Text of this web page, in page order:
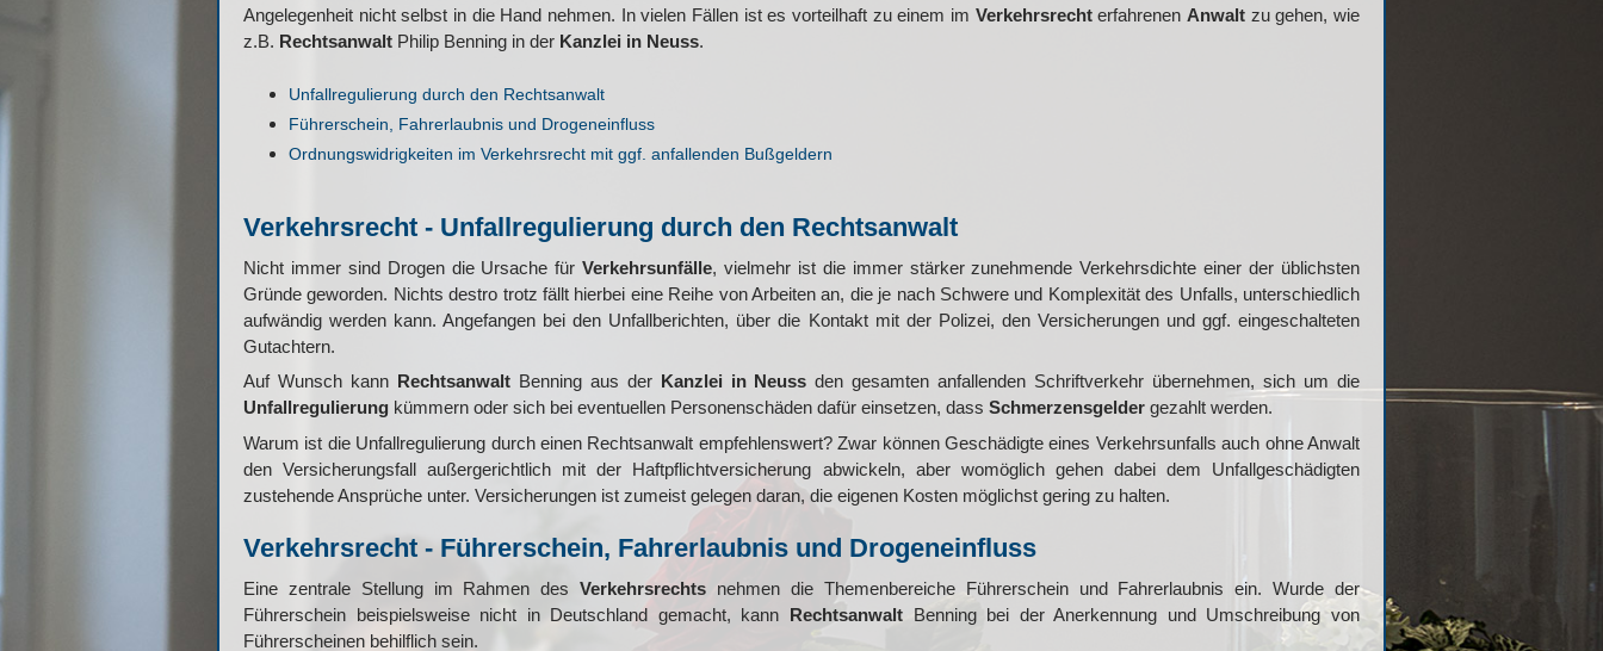
Angelegenheit nicht selbst in die Hand nehmen. In vielen Fällen ist es vorteilhaft zu einem im Verkehrsrechterfahrenen Anwalt zu gehen, wie
z.B. Rechtsanwalt Philip Benning in der Kanzlei in Neuss.
Unfallregulierung durch den Rechtsanwalt
Führerschein, Fahrerlaubnis und Drogeneinfluss
Ordnungswidrigkeiten im Verkehrsrecht mit ggf. anfallenden Bußgeldern
Verkehrsrecht - Unfallregulierung durch den Rechtsanwalt
Nicht immer sind Drogen die Ursache fürVerkehrsunfälle, vielmehr ist die immer stärker zunehmende Verkehrsdichte einer der üblichsten
Gründe geworden. Nichts destro trotz fällt hierbei eine Reihe von Arbeiten an, die je nach Schwere und Komplexität des Unfalls, unterschiedlich
aufwändig werden kann. Angefangen bei den Unfallberichten, über die Kontakt mit der Polizei, den Versicherungen und ggf. eingeschalteten
Gutachtern.
Auf Wunsch kann RechtsanwaltBenning aus der Kanzlei in Neuss den gesamten anfallenden Schriftverkehr übernehmen, sich um die
Unfallregulierung kümmern oder sich bei eventuellen Personenschäden dafür einsetzen, dass Schmerzensgelder gezahlt werden.
Warum ist die Unfallregulierung durch einen Rechtsanwalt empfehlenswert? Zwar können Geschädigte eines Verkehrsunfalls auch ohne Anwalt
den Versicherungsfall außergerichtlich mit der Haftpflichtversicherung abwickeln, aber womöglich gehen dabei dem Unfallgeschädigten
zustehende Ansprüche unter. Versicherungen ist zumeist gelegen daran, die eigenen Kosten möglichst gering zu halten.
Verkehrsrecht - Führerschein, Fahrerlaubnis und Drogeneinfluss
Eine zentrale Stellung im Rahmen desVerkehrsrechts nehmen die Themenbereiche Führerschein und Fahrerlaubnis ein. Wurde der
Führerschein beispielsweise nicht in Deutschland gemacht, kann Rechtsanwalt Benning bei der Anerkennung und Umschreibung von
Führerscheinen behilflich sein.